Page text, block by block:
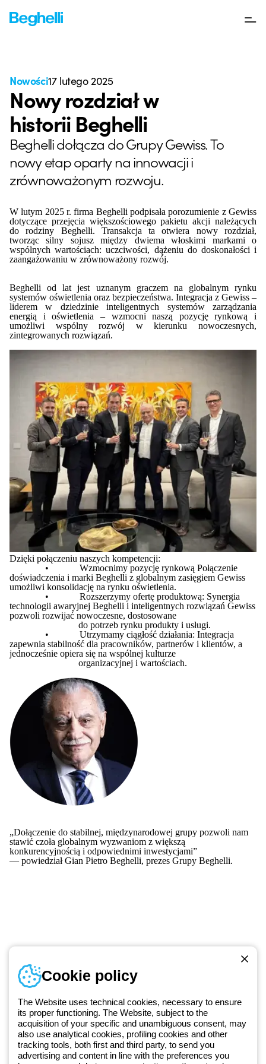
Nowości17 lutego 2025
Nowy rozdział w
historii Beghelli
Beghelli dołącza do Grupy Gewiss. To
nowy etap oparty na innowacji i
zrównoważonym rozwoju.
W lutym 2025 r. firma Beghelli podpisała porozumienie z Gewiss
dotyczące przejęcia większościowego pakietu akcji należących
do rodziny Beghelli. Transakcja ta otwiera nowy rozdział,
tworząc silny sojusz między dwiema włoskimi markami o
wspólnych wartościach: uczciwości, dążeniu do doskonałości i
zaangażowaniu w zrównoważony rozwój.
Beghelli od lat jest uznanym graczem na globalnym rynku
systemów oświetlenia oraz bezpieczeństwa. Integracja z Gewiss –
liderem w dziedzinie inteligentnych systemów zarządzania
energią i oświetlenia – wzmocni naszą pozycję rynkową i
umożliwi wspólny rozwój w kierunku nowoczesnych,
zintegrowanych rozwiązań.
Dzięki połączeniu naszych kompetencji:
•
Wzmocnimy pozycję rynkową Połączenie
doświadczenia i marki Beghelli z globalnym zasięgiem Gewiss
umożliwi konsolidację na rynku oświetlenia.
•
Rozszerzymy ofertę produktową: Synergia
technologii awaryjnej Beghelli i inteligentnych rozwiązań Gewiss
pozwoli rozwijać nowoczesne, dostosowane
do potrzeb rynku produkty i usługi.
• Utrzymamy ciągłość działania: Integracja
zapewnia stabilność dla pracowników, partnerów i klientów, a
jednocześnie opiera się na wspólnej kulturze
organizacyjnej i wartościach.
„Dołączenie do stabilnej, międzynarodowej grupy pozwoli nam
stawić czoła globalnym wyzwaniom z większą
konkurencyjnością i odpowiednimi inwestycjami”
— powiedział Gian Pietro Beghelli, prezes Grupy Beghelli.
Od 2025 roku firma Beghelli jest częścią Grupy GEWISS, działając w
ramach ekosystemu GEWISS LightZone, w którym tworzymy
zintegrowane rozwiązania oświetleniowe, przekształcające
Numer telefonu
Od poniedziałku do piątku w godzinach 8:00 do 16:00
+48 32 422 55 79
Cookie policy
The Website uses technical cookies, necessary to ensure
its proper functioning. The Website, subject to the
acquisition of your specific and unambiguous consent, may
also use analytical cookies, profiling cookies and other
tracking tools, both first and third party, to send you
advertising and content in line with the preferences you